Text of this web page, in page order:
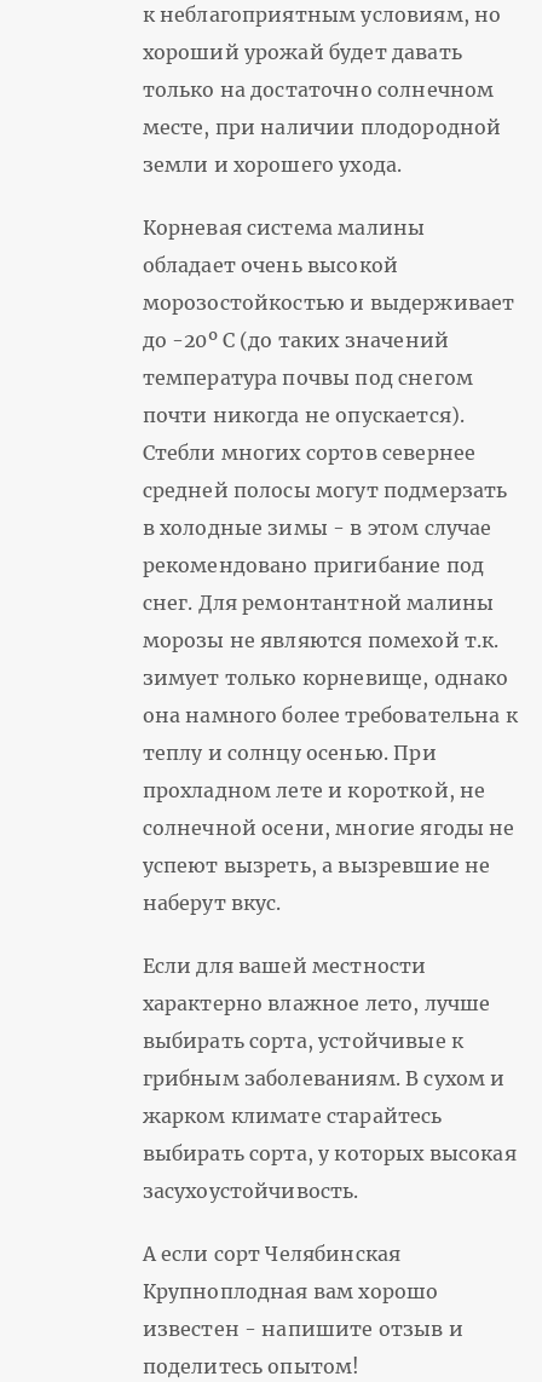
к неблагоприятным условиям, но
хороший урожай будет давать
только на достаточно солнечном
месте, при наличии плодородной
земли и хорошего ухода.
Корневая система малины
обладает очень высокой
морозостойкостью и выдерживает
до -20º С (до таких значений
температура почвы под снегом
почти никогда не опускается).
Стебли многих сортов севернее
средней полосы могут подмерзать
в холодные зимы - в этом случае
рекомендовано пригибание под
снег. Для ремонтантной малины
морозы не являются помехой т.к.
зимует только корневище, однако
она намного более требовательна к
теплу и солнцу осенью. При
прохладном лете и короткой, не
солнечной осени, многие ягоды не
успеют вызреть, а вызревшие не
наберут вкус.
Если для вашей местности
характерно влажное лето, лучше
выбирать сорта, устойчивые к
грибным заболеваниям. В сухом и
жарком климате старайтесь
выбирать сорта, у которых высокая
засухоустойчивость.
А если сорт Челябинская
Крупноплодная вам хорошо
известен - напишите отзыв и
поделитесь опытом!